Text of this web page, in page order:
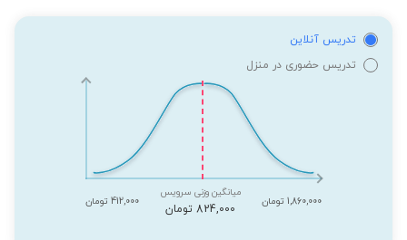
تدریس آنلاین
تدریس حضوری در منزل
1,860,000 تومان
میانگین وزنی سرویس
824,000 تومان
412,000 تومان